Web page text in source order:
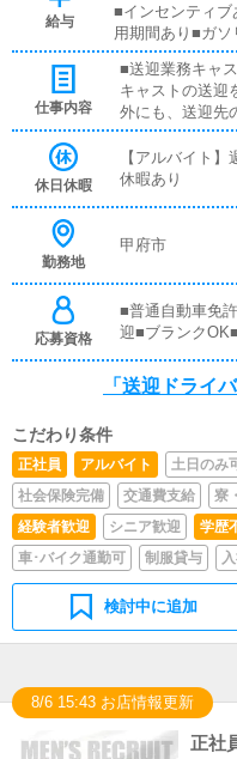
給与
■インセンティ
用期間あり■ガ
仕事内容
■送迎業務キャ
キャストの送迎
外にも、送迎先
ます。お客様の
取り等、対面
イバーと同乗し
事務所や待機室
休日休暇
【アルバイト
休暇あり
勤務地
甲府市
応募資格
■普通自動車免
迎■ブランク
「送迎ドライバ
こだわり条件
正社員 アルバイト 土日のみ
社会保険完備
交通費支給 寮
経験者歓迎
シニア歓迎 学歴
車･バイク通勤可
制服貸与
検討中に追加
8/6 15:43 お店情報更新
正社